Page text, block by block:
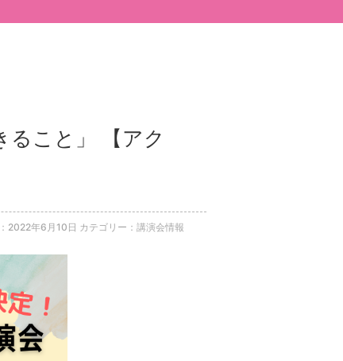
ること」 【アク
2022年6月10日 カテゴリー：講演会情報